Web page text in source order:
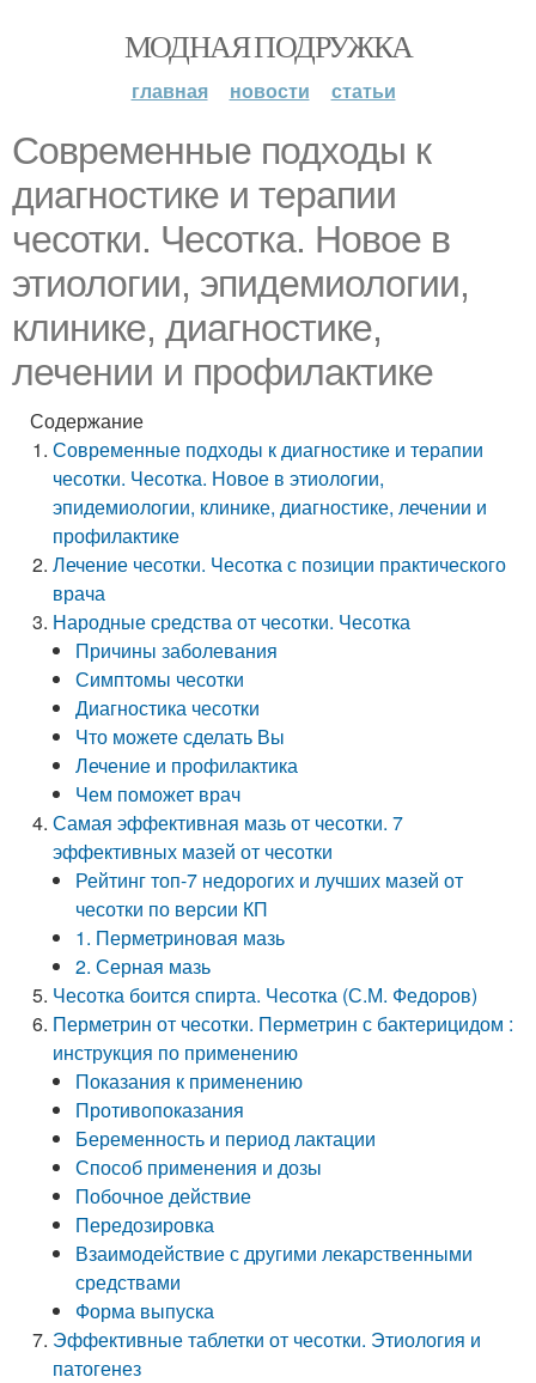
МОДНАЯ ПОДРУЖКА
главная новости статьи
Современные подходы к
диагностике и терапии
чесотки. Чесотка. Новое в
этиологии, эпидемиологии,
клинике, диагностике,
лечении и профилактике
Содержание
Современные подходы к диагностике и терапии
чесотки. Чесотка. Новое в этиологии,
эпидемиологии, клинике, диагностике, лечении и
профилактике
Лечение чесотки. Чесотка с позиции практического
врача
Народные средства от чесотки. Чесотка
Причины заболевания
Симптомы чесотки
Диагностика чесотки
Что можете сделать Вы
Лечение и профилактика
Чем поможет врач
Самая эффективная мазь от чесотки. 7
эффективных мазей от чесотки
Рейтинг топ-7 недорогих и лучших мазей от
чесотки по версии КП
1. Перметриновая мазь
2. Серная мазь
Чесотка боится спирта. Чесотка (С.М. Федоров)
Перметрин от чесотки. Перметрин с бактерицидом :
инструкция по применению
Показания к применению
Противопоказания
Беременность и период лактации
Способ применения и дозы
Побочное действие
Передозировка
Взаимодействие с другими лекарственными
средствами
Форма выпуска
Эффективные таблетки от чесотки. Этиология и
патогенез